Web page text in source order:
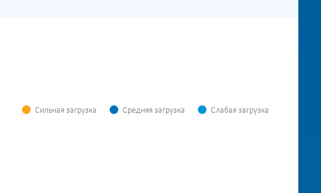
Сильная загрузка Средняя загрузка Слабая загрузка